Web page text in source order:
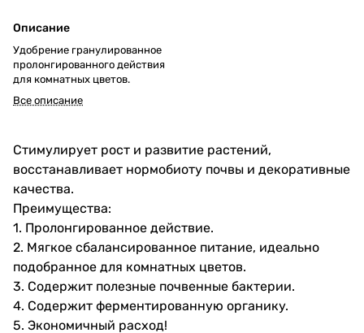
Описание
Удобрение гранулированное
пролонгированного действия
для комнатных цветов.
Все описание
Стимулирует рост и развитие растений,
восстанавливает нормобиоту почвы и декоративные
качества.
Преимущества:
1. Пролонгированное действие.
2. Мягкое сбалансированное питание, идеально
подобранное для комнатных цветов.
3. Содержит полезные почвенные бактерии.
4. Содержит ферментированную органику.
5. Экономичный расход!